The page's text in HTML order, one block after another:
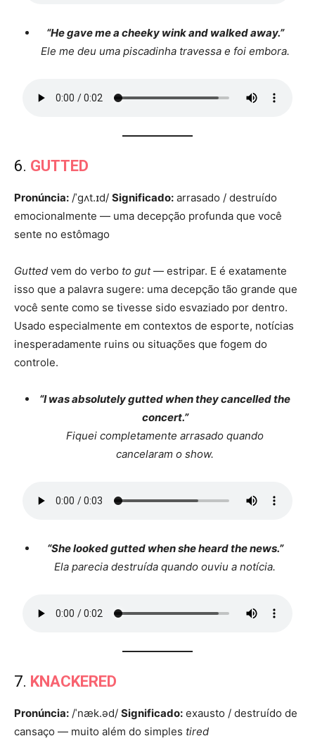
“He gave me a cheeky wink and walked away.”
Ele me deu uma piscadinha travessa e foi embora.
6. GUTTED
Pronúncia: /ˈɡʌt.ɪd/ Significado: arrasado / destruído
emocionalmente — uma decepção profunda que você
sente no estômago
Gutted vem do verbo to gut— estripar. E é exatamente
isso que a palavra sugere: uma decepção tão grande que
você sente como se tivesse sido esvaziado por dentro.
Usado especialmente em contextos de esporte, notícias
inesperadamente ruins ou situações que fogem do
controle.
“I was absolutely gutted when they cancelled the
concert.”
Fiquei completamente arrasado quando
cancelaram o show.
“She looked gutted when she heard the news.”
Ela parecia destruída quando ouviu a notícia.
7. KNACKERED
Pronúncia: /ˈnæk.əd/ Significado: exausto / destruído de
cansaço — muito além do simples tired